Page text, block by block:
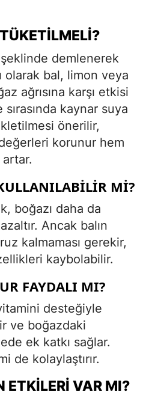
demlenerek
olarak bal, limon veya
ağrısına karşı etkisi
sırasında kaynar suya
önerilir,
korunur hem
artar.
MI?
boğazı daha da
Ancak balın
kalmaması gerekir,
kaybolabilir.
FAYDALI MI?
desteğiyle
ve boğazdaki
ek katkı sağlar.
de kolaylaştırır.
ETKILERI VAR MI?